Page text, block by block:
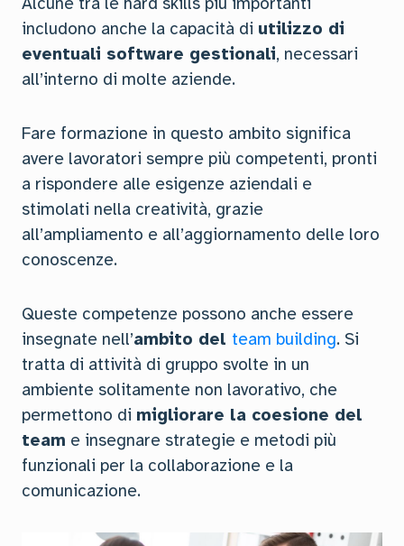
includono anche la capacità di utilizzo di
eventuali software gestionali, necessari
all’interno di molte aziende.
Fare formazione in questo ambito significa
avere lavoratori sempre più competenti, pronti
a rispondere alle esigenze aziendali e
stimolati nella creatività, grazie
all’ampliamento e all’aggiornamento delle loro
conoscenze.
Queste competenze possono anche essere
insegnate nell’ambito del team building. Si
tratta di attività di gruppo svolte in un
ambiente solitamente non lavorativo, che
permettono di migliorare la coesione del
team e insegnare strategie e metodi più
funzionali per la collaborazione e la
comunicazione.